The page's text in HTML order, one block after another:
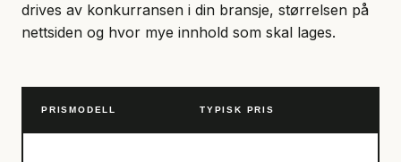
drives av konkurransen i din bransje, størrelsen på
nettsiden og hvor mye innhold som skal lages.
PRISMODELL TYPISK PRIS